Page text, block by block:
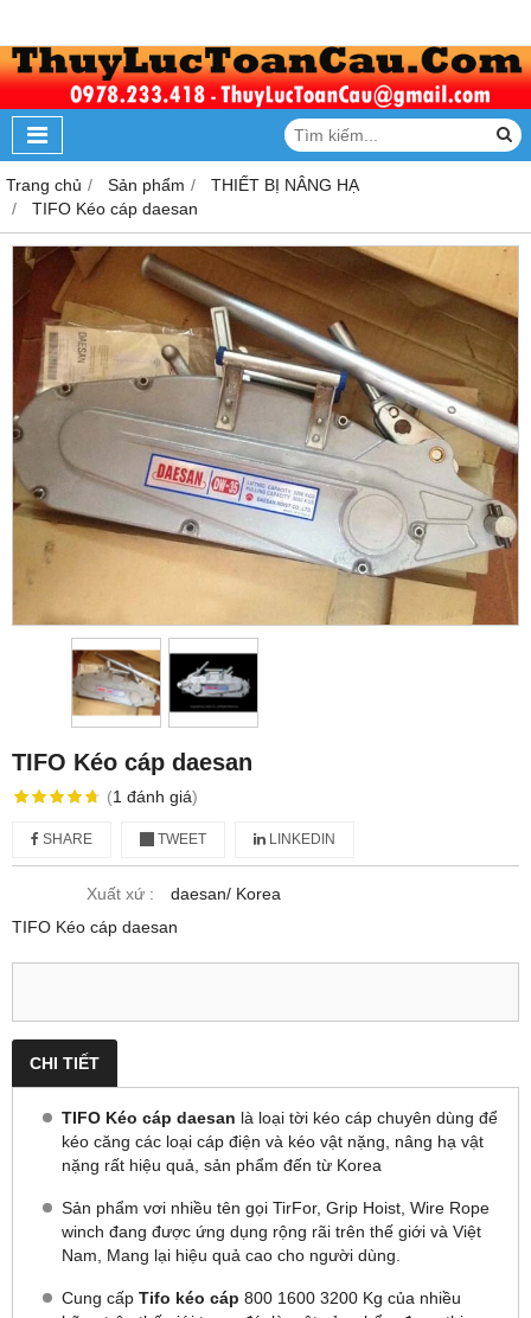
Trang chủ Sản phẩm
THIẾT BỊ NÂNG HẠ
TIFO Kéo cáp daesan
TIFO Kéo cáp daesan
(1 đánh giá)
SHARE TWEET LINKEDIN
Xuất xứ :
daesan/ Korea
TIFO Kéo cáp daesan
CHI TIẾT
TIFO Kéo cáp daesan là loại tời kéo cáp chuyên dùng để
kéo căng các loại cáp điện và kéo vật nặng, nâng hạ vật
nặng rất hiệu quả, sản phẩm đến từ Korea
Sản phẩm vơi nhiều tên gọi TirFor, Grip Hoist, Wire Rope
winch đang được ứng dụng rộng rãi trên thế giới và Việt
Nam, Mang lại hiệu quả cao cho người dùng.
Cung cấp Tifo kéo cáp 800 1600 3200 Kg của nhiều